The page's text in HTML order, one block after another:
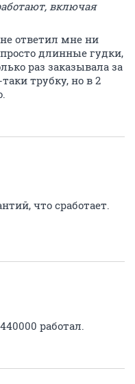
включая
ответил мне ни
длинные гудки,
раз заказывала за
трубку, но в 2
что сработает.
работал.